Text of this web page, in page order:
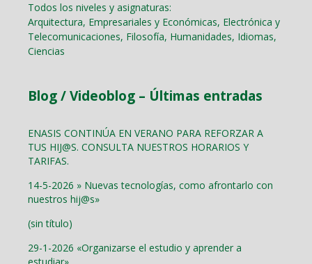
Todos los niveles y asignaturas:
Arquitectura, Empresariales y Económicas, Electrónica y
Telecomunicaciones, Filosofía, Humanidades, Idiomas,
Ciencias
Blog / Videoblog – Últimas entradas
ENASIS CONTINÚA EN VERANO PARA REFORZAR A
TUS HIJ@S. CONSULTA NUESTROS HORARIOS Y
TARIFAS.
14-5-2026 » Nuevas tecnologías, como afrontarlo con
nuestros hij@s»
(sin título)
29-1-2026 «Organizarse el estudio y aprender a